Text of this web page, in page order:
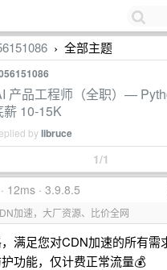
› 全部主题
产品工程师（全职）—
薪 10-15K
bylibruce
1/1
12ms · 3.9.8.5
加速，大厂资源、比价全网
满足您对CDN加速的所有需
功能，仅计费正常流量💰